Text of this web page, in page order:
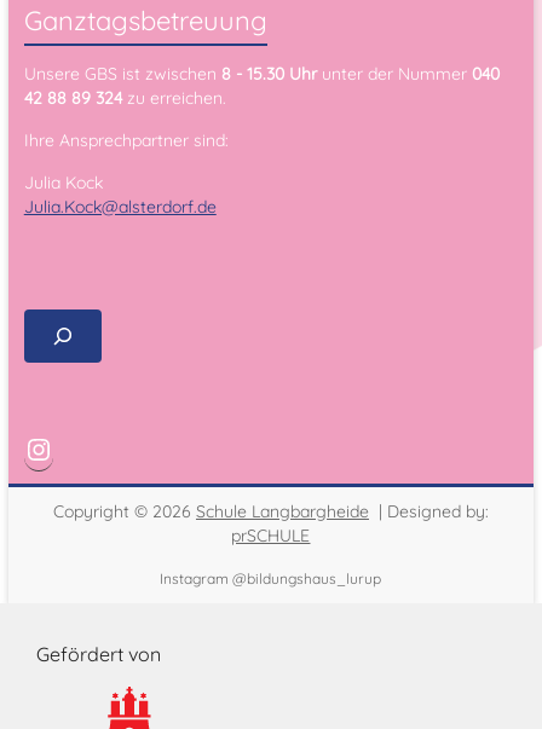
Ganztagsbetreuung
Unsere GBS ist zwischen 8 - 15.30 Uhrunter der Nummer 040
42 88 89 324zu erreichen.
Ihre Ansprechpartner sind:
Julia Kock
Julia.Kock@alsterdorf.de
Copyright © 2026 Schule Langbargheide | Designed by:
prSCHULE
Instagram @bildungshaus_lurup
Gefördert von